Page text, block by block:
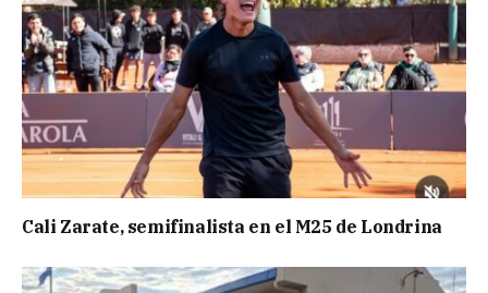
Cali Zarate, semifinalista en el M25 de Londrina